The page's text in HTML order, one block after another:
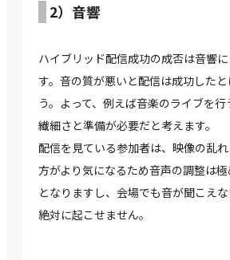
2）音響
ハイブリッド配信成功の成否は音響
す。音の質が悪いと配信は成功した
う。よって、例えば音楽のライブを
繊細さと準備が必要だと考えます。
配信を見ている参加者は、映像の乱
方がより気になるため音声の調整は
となりますし、会場でも音が聞こえ
絶対に起こせません。